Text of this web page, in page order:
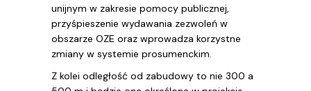
unijnym w zakresie pomocy publicznej,
przyśpieszenie wydawania zezwoleń w
obszarze OZE oraz wprowadza korzystne
zmiany w systemie prosumenckim.
Z kolei odległość od zabudowy to nie 300 a